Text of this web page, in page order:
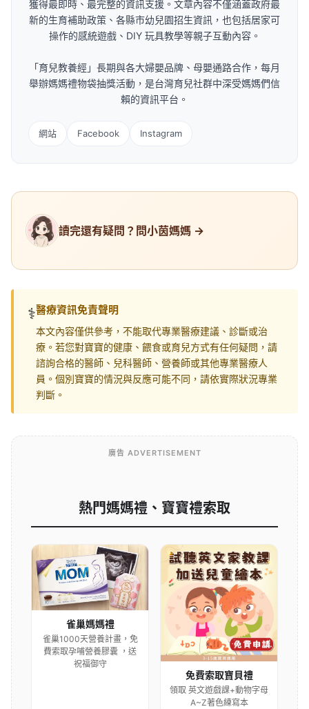
獲得最即時、最完整的資訊支援。文章內容不僅涵蓋政府最
新的生育補助政策、各縣市幼兒園招生資訊，也包括居家可
操作的感統遊戲、DIY 玩具教學等親子互動內容。
「育兒教養經」長期與各大婦嬰品牌、母嬰通路合作，每月
舉辦媽媽禮物袋抽獎活動，是台灣育兒社群中深受媽媽們信
賴的資訊平台。
網站 Facebook Instagram
讀完還有疑問？問小茵媽媽 →
⚕️醫療資訊免責聲明
本文內容僅供參考，不能取代專業醫療建議、診斷或治
療。若您對寶寶的健康、餵食或育兒方式有任何疑問，請
諮詢合格的醫師、兒科醫師、營養師或其他專業醫療人
員。個別寶寶的情況與反應可能不同，請依實際狀況專業
判斷。
廣告 ADVERTISEMENT
熱門媽媽禮、寶寶禮索取
雀巢媽媽禮
雀巢1000天營養計畫，免
費索取孕哺營養膠囊 ，送
祝福御守
免費索取寶貝禮
領取 英文遊戲課+動物字母
A~Z著色練寫本